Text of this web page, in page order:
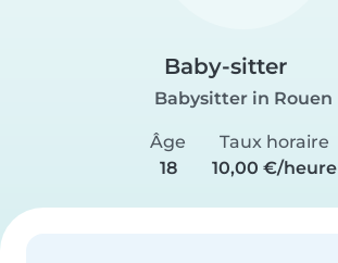
Baby-sitter
Babysitter in Rouen
Âge
18
Taux horaire
10,00 €/heure